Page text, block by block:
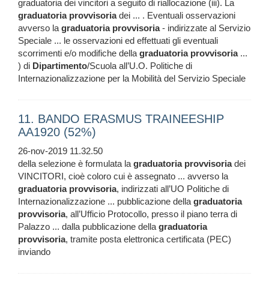
graduatoria dei vincitori a seguito di riallocazione (iii). La
graduatoria provvisoriadei ... . Eventuali osservazioni
avverso lagraduatoria provvisoria- indirizzate al Servizio
Speciale ... le osservazioni ed effettuati gli eventuali
scorrimenti e/o modifiche dellagraduatoria provvisoria...
) di Dipartimento/Scuola all’U.O. Politiche di
Internazionalizzazione per la Mobilità del Servizio Speciale
11. BANDO ERASMUS TRAINEESHIP
AA1920 (52%)
26-nov-2019 11.32.50
della selezione è formulata lagraduatoria provvisoriadei
VINCITORI, cioè coloro cui è assegnato ... avverso la
graduatoria provvisoria, indirizzati all’UO Politiche di
Internazionalizzazione ... pubblicazione dellagraduatoria
provvisoria, all’Ufficio Protocollo, presso il piano terra di
Palazzo ... dalla pubblicazione dellagraduatoria
provvisoria, tramite posta elettronica certificata (PEC)
inviando